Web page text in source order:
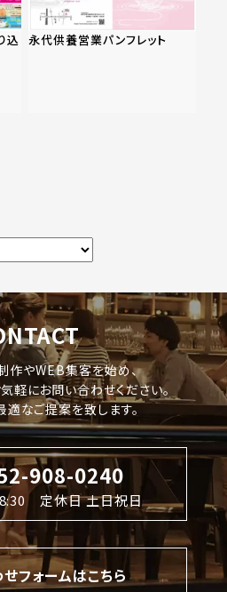
込
永代供養営業パンフレット
作やWEB集客を始め、
軽にお問い合わせください。
なご提案を致します。
908-0240
定休日 土日祝日
フォームはこちら